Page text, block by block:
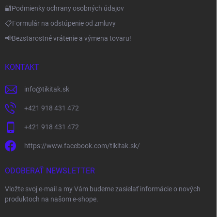
🔐Podmienky ochrany osobných údajov
📋Formulár na odstúpenie od zmluvy
📢Bezstarostné vrátenie a výmena tovaru!
KONTAKT
info@tikitak.sk
+421 918 431 472
+421 918 431 472
https://www.facebook.com/tikitak.sk/
ODOBERAŤ NEWSLETTER
Vložte svoj e-mail a my Vám budeme zasielať informácie o nových
produktoch na našom e-shope.